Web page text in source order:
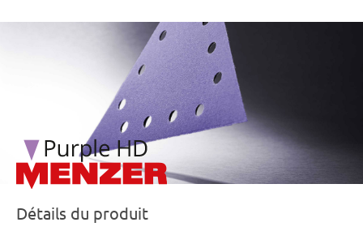
/marketing/parallax/menzer/parallax_logos/
Détails du produit